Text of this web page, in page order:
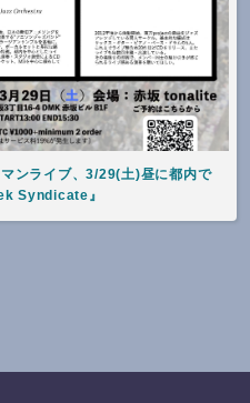
ンライブ、3/29(土)昼に都内で
Syndicate』